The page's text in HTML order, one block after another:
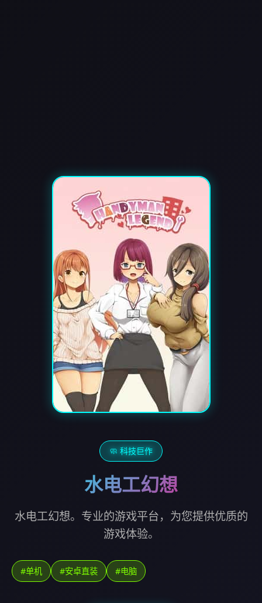
🧼 科技巨作
水电工幻想
水电工幻想。专业的游戏平台，为您提供优质的
游戏体验。
#单机 #安卓直装 #电脑